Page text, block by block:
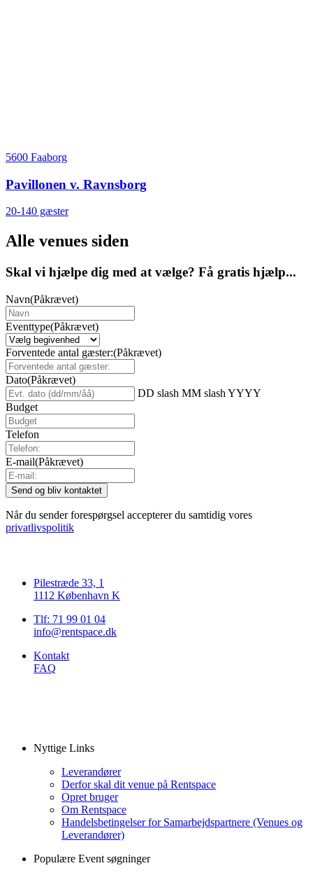
5600 Faaborg
Pavillonen v. Ravnsborg
20-140 gæster
Alle venues siden
Skal vi hjælpe dig med at vælge? Få gratis hjælp...
Navn(Påkrævet)
Eventtype(Påkrævet)
Forventede antal gæster:(Påkrævet)
Dato(Påkrævet)
DD slash MM slash YYYY
Budget
Telefon
E-mail(Påkrævet)
Når du sender forespørgsel accepterer du samtidig vores
privatlivspolitik
Pilestræde 33, 1
1112 København K
Tlf: 71 99 01 04
info@rentspace.dk
Kontakt
FAQ
Nyttige Links
Leverandører
Derfor skal dit venue på Rentspace
Opret bruger
Om Rentspace
Handelsbetingelser for Samarbejdspartnere (Venues og
Leverandører)
Populære Event søgninger